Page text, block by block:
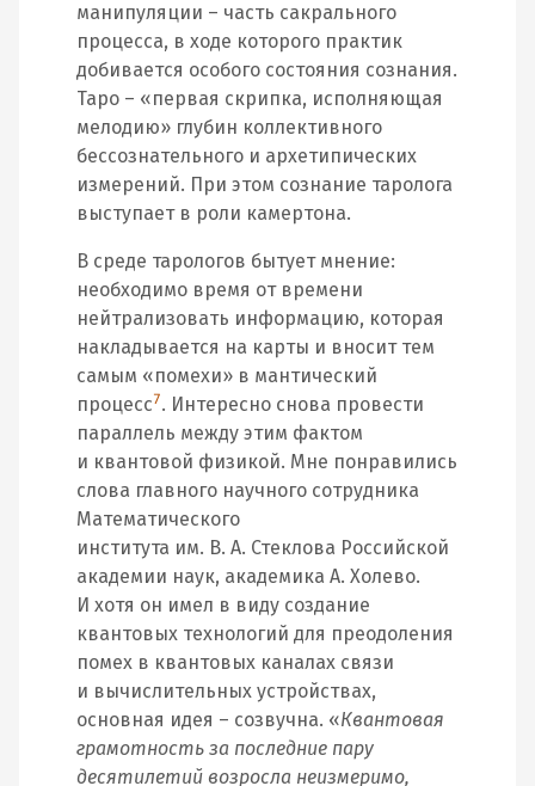
манипуляции – часть сакрального
процесса, в ходе которого практик
добивается особого состояния сознания.
Таро – «первая скрипка, исполняющая
мелодию» глубин коллективного
бессознательного и архетипических
измерений. При этом сознание таролога
выступает в роли камертона.
В среде тарологов бытует мнение:
необходимо время от времени
нейтрализовать информацию, которая
накладывается на карты и вносит тем
самым «помехи» в мантический
процесс7. Интересно снова провести
параллель между этим фактом
и квантовой физикой. Мне понравились
слова главного научного сотрудника
Математического
института им. В. А. Стеклова Российской
академии наук, академика А. Холево.
И хотя он имел в виду создание
квантовых технологий для преодоления
помех в квантовых каналах связи
и вычислительных устройствах,
основная идея – созвучна. «Квантовая
грамотность за последние пару
десятилетий возросла неизмеримо,